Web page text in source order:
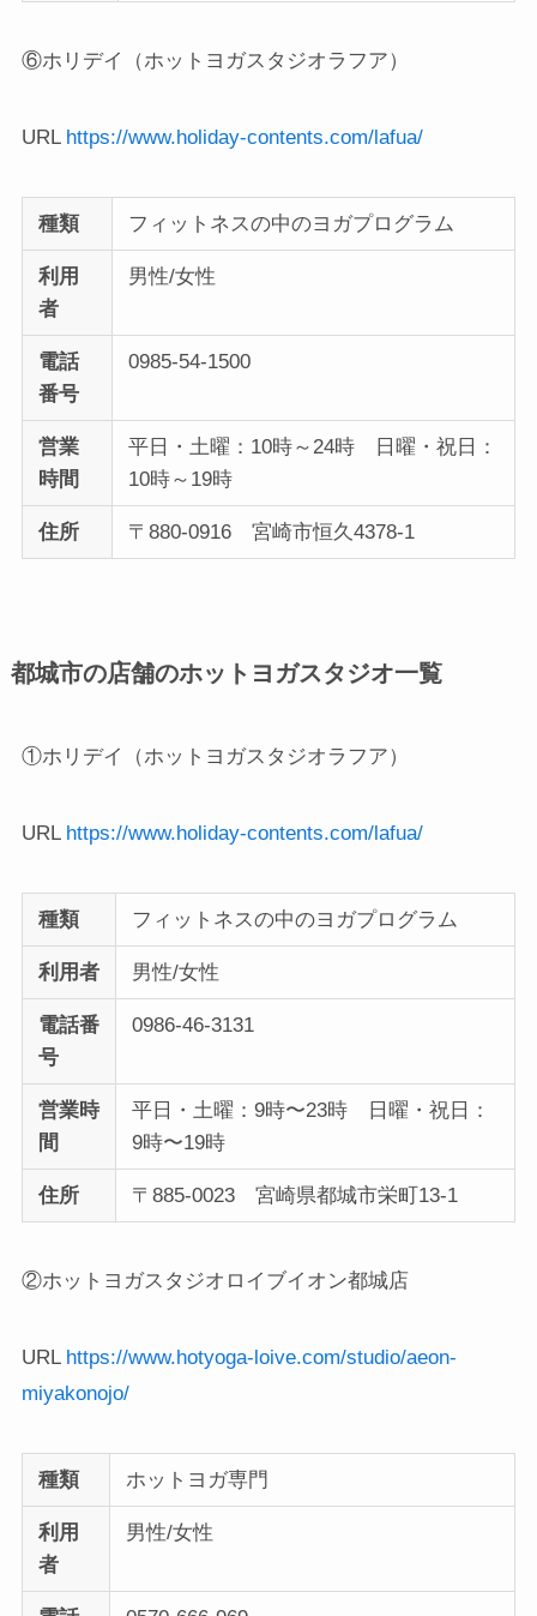
⑥ホリデイ（ホットヨガスタジオラフア）
URL https://www.holiday-contents.com/lafua/
種類 フィットネスの中のヨガプログラム
利用
者
男性/女性
電話
番号
0985-54-1500
営業
時間
平日・土曜：10時～24時 日曜・祝日：
10時～19時
住所 〒880-0916 宮崎市恒久4378-1
都城市の店舗のホットヨガスタジオ一覧
①ホリデイ（ホットヨガスタジオラフア）
URL https://www.holiday-contents.com/lafua/
種類 フィットネスの中のヨガプログラム
利用者 男性/女性
電話番
号
0986-46-3131
営業時
間
平日・土曜：9時〜23時 日曜・祝日：
9時〜19時
住所 〒885-0023 宮崎県都城市栄町13-1
②ホットヨガスタジオロイブイオン都城店
URL https://www.hotyoga-loive.com/studio/aeon-
miyakonojo/
種類 ホットヨガ専門
利用
者
男性/女性